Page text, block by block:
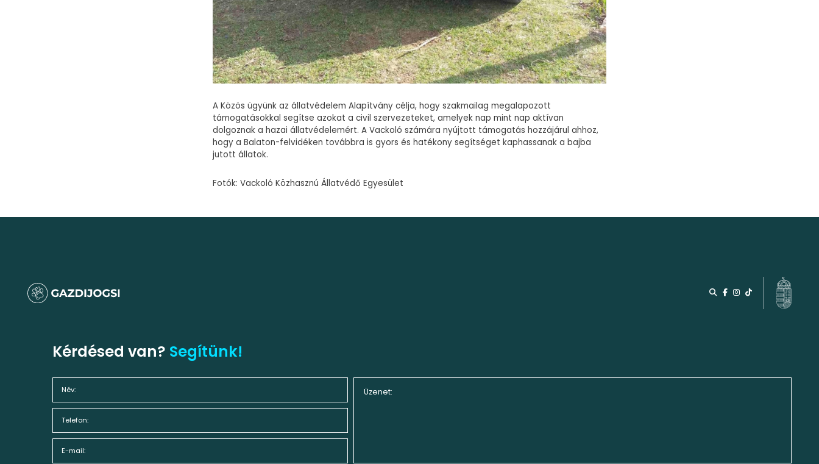
A Közös ügyünk az állatvédelem Alapítvány célja, hogy szakmailag megalapozott
támogatásokkal segítse azokat a civil szervezeteket, amelyek nap mint nap aktívan
dolgoznak a hazai állatvédelemért. A Vackoló számára nyújtott támogatás hozzájárul ahhoz,
hogy a Balaton-felvidéken továbbra is gyors és hatékony segítséget kaphassanak a bajba
jutott állatok.
Fotók: Vackoló Közhasznú Állatvédő Egyesület
Kérdésed van? Segítünk!